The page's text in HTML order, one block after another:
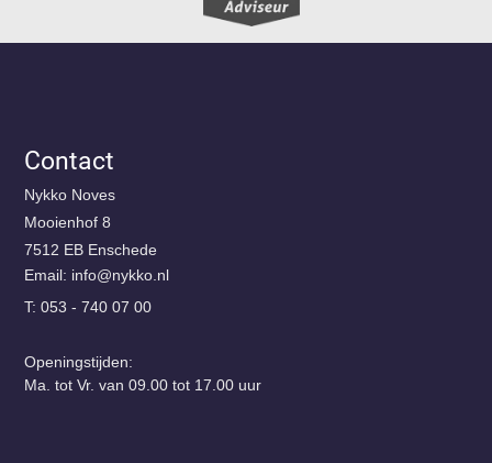
Contact
Nykko Noves
Mooienhof 8
7512 EB Enschede
Email:
ln.okkyn
@ofni
T: 053 - 740 07 00
Openingstijden:
Ma. tot Vr. van 09.00 tot 17.00 uur